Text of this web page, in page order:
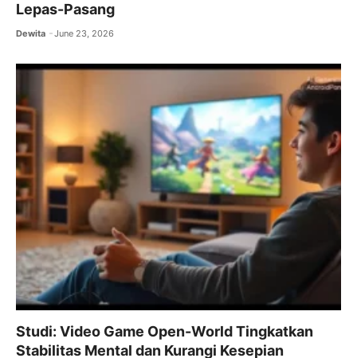
Lepas-Pasang
Dewita June 23, 2026
Studi: Video Game Open-World Tingkatkan
Stabilitas Mental dan Kurangi Kesepian